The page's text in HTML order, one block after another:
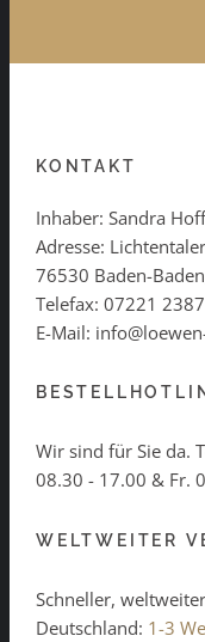
KONTAKT
Inhaber: Sandra
Adresse:
76530 Baden-
Telefax: 07221
E-Mail:
Wir sind für Sie da.
08.30 - 17.00 & Fr.
WELTWEITER
Schneller,
Deutschland: 1-3